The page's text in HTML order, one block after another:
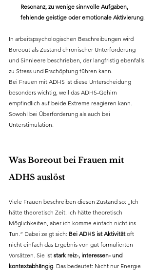
Resonanz, zu wenige sinnvolle Aufgaben,
fehlende geistige oder emotionale Aktivierung
In arbeitspsychologischen Beschreibungen wird
Boreout als Zustand chronischer Unterforderung
und Sinnleere beschrieben, der langfristig ebenfalls
zu Stress und Erschöpfung führen kann.
Bei Frauen mit ADHS ist diese Unterscheidung
besonders wichtig, weil das ADHS-Gehirn
empfindlich auf beide Extreme reagieren kann.
Sowohl bei Überforderung als auch bei
Unterstimulation.
Was Boreout bei Frauen mit
ADHS auslöst
Viele Frauen beschreiben diesen Zustand so: „Ich
hätte theoretisch Zeit. Ich hätte theoretisch
Möglichkeiten, aber ich komme einfach nicht ins
Tun.“ Dabei zeigt sich: Bei ADHS ist Aktivität oft
nicht einfach das Ergebnis von gut formulierten
Vorsätzen. Sie ist stark reiz-, interessen- und
kontextabhängig . Das bedeutet: Nicht nur Energie